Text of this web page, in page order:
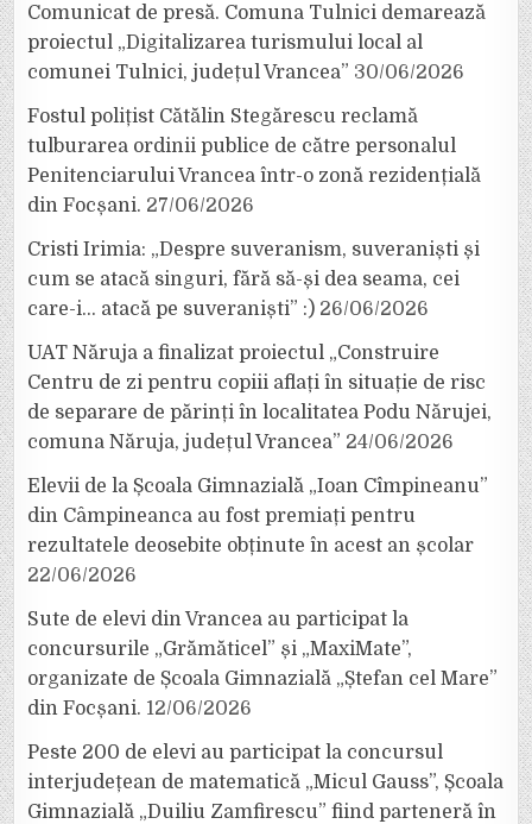
Comunicat de presă. Comuna Tulnici demarează
proiectul „Digitalizarea turismului local al
comunei Tulnici, județul Vrancea” 30/06/2026
Fostul polițist Cătălin Stegărescu reclamă
tulburarea ordinii publice de către personalul
Penitenciarului Vrancea într-o zonă rezidențială
din Focșani. 27/06/2026
Cristi Irimia: „Despre suveranism, suveraniști și
cum se atacă singuri, fără să-și dea seama, cei
care-i… atacă pe suveraniști” :) 26/06/2026
UAT Năruja a finalizat proiectul „Construire
Centru de zi pentru copiii aflați în situație de risc
de separare de părinți în localitatea Podu Nărujei,
comuna Năruja, județul Vrancea” 24/06/2026
Elevii de la Școala Gimnazială „Ioan Cîmpineanu”
din Câmpineanca au fost premiați pentru
rezultatele deosebite obținute în acest an școlar
22/06/2026
Sute de elevi din Vrancea au participat la
concursurile „Grămăticel” și „MaxiMate”,
organizate de Școala Gimnazială „Ștefan cel Mare”
din Focșani. 12/06/2026
Peste 200 de elevi au participat la concursul
interjudețean de matematică „Micul Gauss”, Școala
Gimnazială „Duiliu Zamfirescu” fiind parteneră în